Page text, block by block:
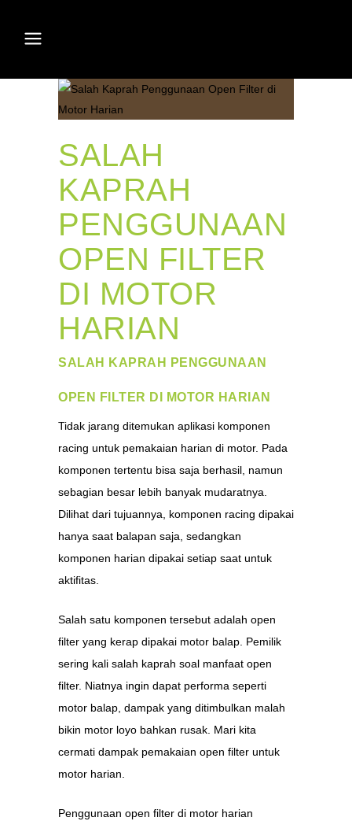
SALAH
KAPRAH
PENGGUNAAN
OPEN FILTER
DI MOTOR
HARIAN
SALAH KAPRAH PENGGUNAAN
OPEN FILTER DI MOTOR HARIAN
Tidak jarang ditemukan aplikasi komponen
racing untuk pemakaian harian di motor. Pada
komponen tertentu bisa saja berhasil, namun
sebagian besar lebih banyak mudaratnya.
Dilihat dari tujuannya, komponen racing dipakai
hanya saat balapan saja, sedangkan
komponen harian dipakai setiap saat untuk
aktifitas.
Salah satu komponen tersebut adalah open
filter yang kerap dipakai motor balap. Pemilik
sering kali salah kaprah soal manfaat open
filter. Niatnya ingin dapat performa seperti
motor balap, dampak yang ditimbulkan malah
bikin motor loyo bahkan rusak. Mari kita
cermati dampak pemakaian open filter untuk
motor harian.
Penggunaan open filter di motor harian